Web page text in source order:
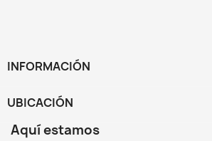
INFORMACIÓN
UBICACIÓN
Aquí estamos